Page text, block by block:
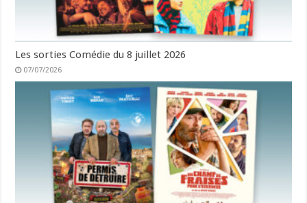
Les sorties Comédie du 8 juillet 2026
07/07/2026